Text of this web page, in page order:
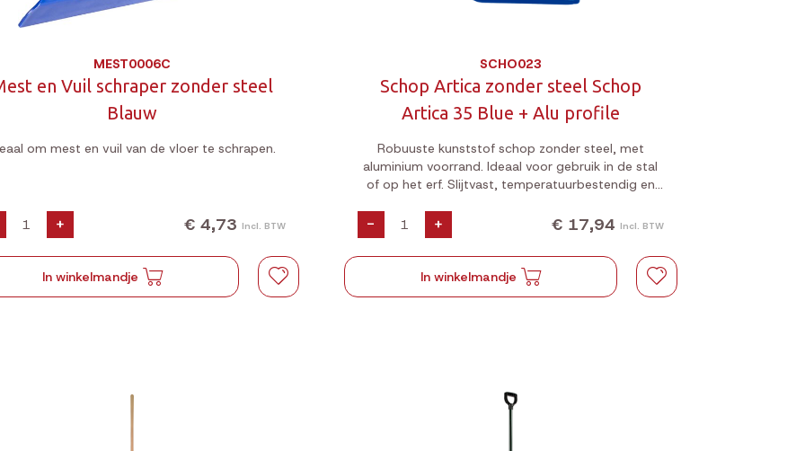
MEST0006C
en Vuil schraper zonder steel
Blauw
om mest en vuil van de vloer te schrapen.
+ € 4,73 Incl. BTW
In winkelmandje
SCHO023
Schop Artica zonder steel Schop
Artica 35 Blue + Alu profile
Robuuste kunststof schop zonder steel, met
aluminium voorrand. Ideaal voor gebruik in de stal
of op het erf. Slijtvast, temperatuurbestendig en
- + € 17,94 Incl. BTW
In winkelmandje